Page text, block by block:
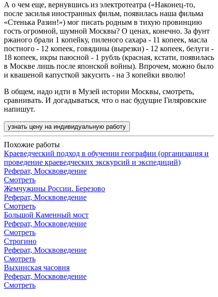
А о чем еще, вернувшись из электротеатра («Наконец-то,
после засилья иностранных фильм, появилась наша фильма
«Стенька Разин!») мог писать родным в тихую провинцию
гость огромной, шумной Москвы? О ценах, конечно. За фунт
ржаного брали 1 копейку, пиленого сахара - 11 копеек, масла
постного - 12 копеек, говядины (вырезки) - 12 копеек, белуги -
18 копеек, икры паюсной - 1 рубль (красная, кстати, появилась
в Москве лишь после японской войны). Впрочем, можно было
и квашеной капусткой закусить - на 3 копейки вволю!
В общем, надо идти в Музей истории Москвы, смотреть,
сравнивать. И догадываться, что о нас будущие Гиляровские
напишут.
узнать цену на индивидуальную работу
Похожие работы
Краеведческий подход в обучении географии (организация и
проведение краеведческих экскурсий и экспедиций)
Реферат, Москвоведение
Смотреть
Жемчужины России. Березово
Реферат, Москвоведение
Смотреть
Большой Каменный мост
Реферат, Москвоведение
Смотреть
Строгино
Реферат, Москвоведение
Смотреть
Выхинская часовня
Реферат, Москвоведение
Смотреть